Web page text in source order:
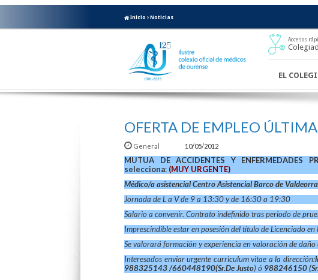
Inicio Noticias
Accesos
EL
OFERTA DE EMPLEO
General 10/05/2012
MUTUA DE ACCIDENTES Y ENFERMEDADES
selecciona: (MUY URGENTE)
Médico/a asistencial Centro Asistencial Barco de
Jornada de L a V de 9 a 13:30 y de 16:30 a 19:30
Salario a convenir. Contrato indefinido tras periodo de
Imprescindible estar en posesión del título de Licenciado
Se valorará formación y experiencia en valoración de
Interesados enviar urgente curriculum vitae a la dirección:
988325143 /660448190(Sr.De Justo) ó 988246150